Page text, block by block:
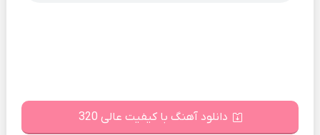
دانلود آهنگ با کیفیت عالی 320